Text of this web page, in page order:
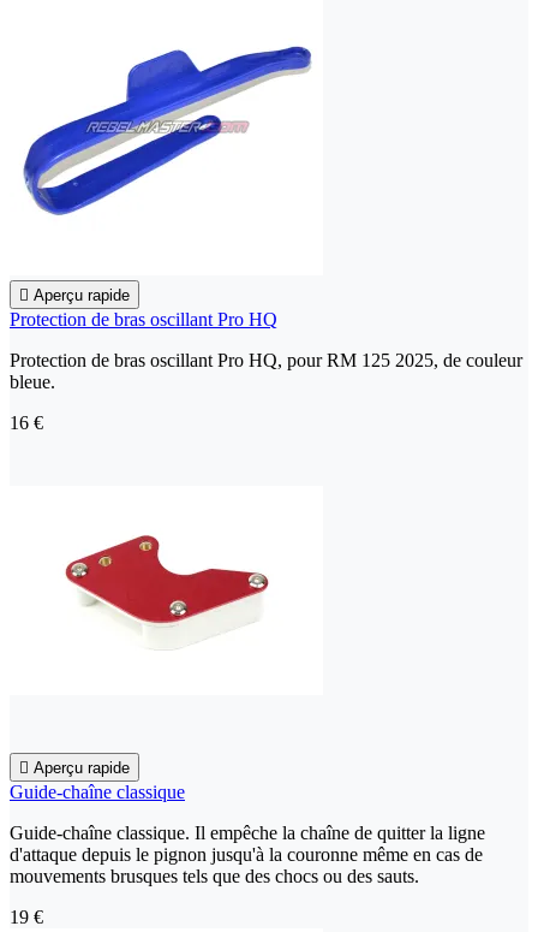
 Aperçu rapide
Protection de bras oscillant Pro HQ
Protection de bras oscillant Pro HQ, pour RM 125 2025, de couleur
bleue.
16 €
 Aperçu rapide
Guide-chaîne classique
Guide-chaîne classique. Il empêche la chaîne de quitter la ligne
d'attaque depuis le pignon jusqu'à la couronne même en cas de
mouvements brusques tels que des chocs ou des sauts.
19 €